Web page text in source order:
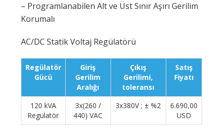
– Programlanabilen Alt ve Üst Sınır Aşırı Gerilim
Korumalı
AC/DC Statik Voltaj Regülatörü
Regülatör
Gücü
Giriş
Gerilim
Aralığı
Çıkış
Gerilimi,
toleransı
Satış
Fiyatı
120 kVA
Regülatör
3x(260 /
440) VAC
3x380V ; ± %2
6.690,00
USD